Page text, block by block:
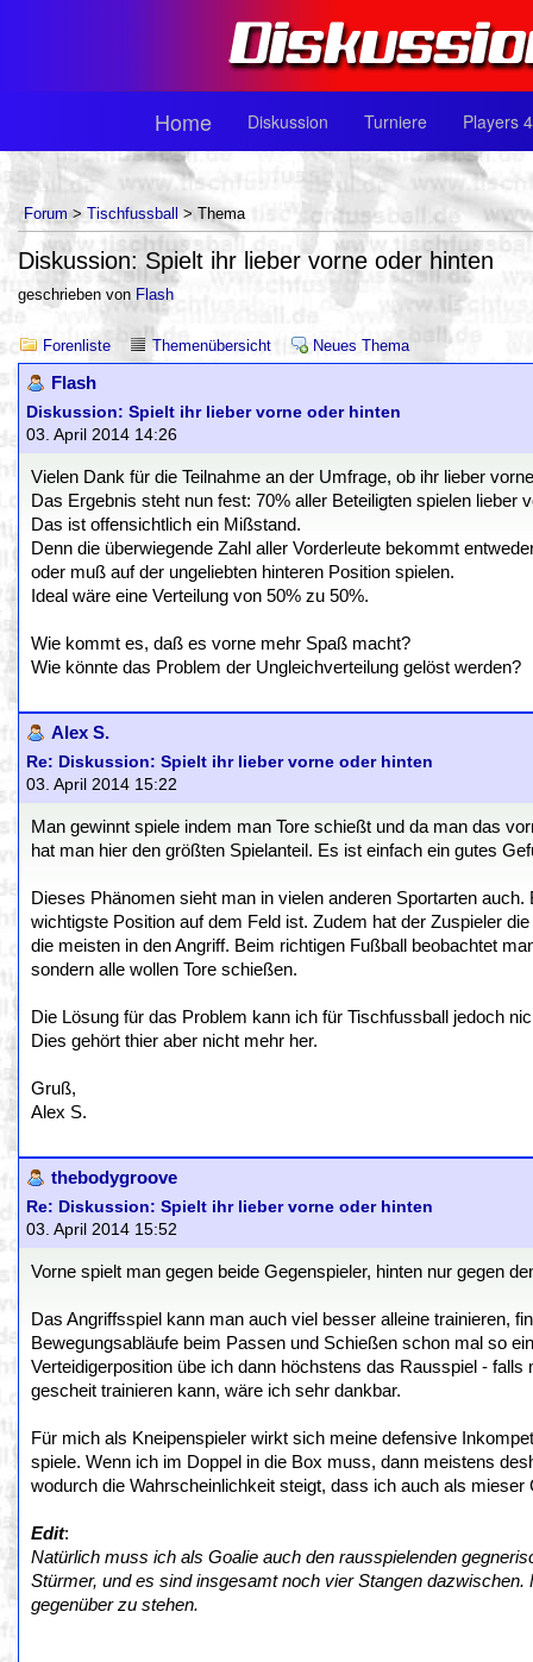
Home Diskussion Turniere Players
Forum > Tischfussball > Thema
Diskussion: Spielt ihr lieber vorne oder hinten
geschrieben von Flash
Forenliste Themenübersicht Neues Thema
Flash
Diskussion: Spielt ihr lieber vorne oder hinten
03. April 2014 14:26
Vielen Dank für die Teilnahme an der Umfrage, ob ihr lieber
Das Ergebnis steht nun fest: 70% aller Beteiligten spielen lieber
Das ist offensichtlich ein Mißstand.
Denn die überwiegende Zahl aller Vorderleute bekommt
oder muß auf der ungeliebten hinteren Position spielen.
Ideal wäre eine Verteilung von 50% zu 50%.
Wie kommt es, daß es vorne mehr Spaß macht?
Wie könnte das Problem der Ungleichverteilung gelöst werden?
Alex S.
Re: Diskussion: Spielt ihr lieber vorne oder hinten
03. April 2014 15:22
Man gewinnt spiele indem man Tore schießt und da man das
hat man hier den größten Spielanteil. Es ist einfach ein gutes
Dieses Phänomen sieht man in vielen anderen Sportarten
wichtigste Position auf dem Feld ist. Zudem hat der Zuspieler
die meisten in den Angriff. Beim richtigen Fußball beobachtet
sondern alle wollen Tore schießen.
Die Lösung für das Problem kann ich für Tischfussball jedoch
Dies gehört thier aber nicht mehr her.
Gruß,
Alex S.
thebodygroove
Re: Diskussion: Spielt ihr lieber vorne oder hinten
03. April 2014 15:52
Vorne spielt man gegen beide Gegenspieler, hinten nur gegen
Das Angriffsspiel kann man auch viel besser alleine trainieren,
Bewegungsabläufe beim Passen und Schießen schon mal so
Verteidigerposition übe ich dann höchstens das Rausspiel -
gescheit trainieren kann, wäre ich sehr dankbar.
Für mich als Kneipenspieler wirkt sich meine defensive
spiele. Wenn ich im Doppel in die Box muss, dann meistens
wodurch die Wahrscheinlichkeit steigt, dass ich auch als mieser
Edit:
Natürlich muss ich als Goalie auch den rausspielenden
Stürmer, und es sind insgesamt noch vier Stangen
gegenüber zu stehen.